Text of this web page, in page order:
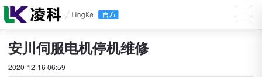
安川伺服电机停机维修
2020-12-16 06:59